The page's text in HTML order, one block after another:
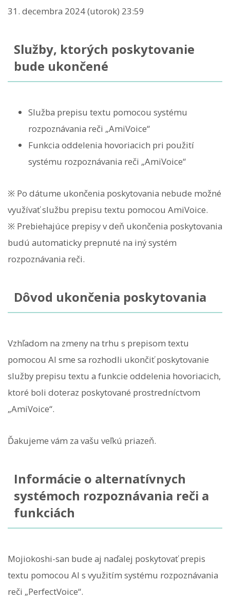
31. decembra 2024 (utorok) 23:59
Služby, ktorých poskytovanie
bude ukončené
Služba prepisu textu pomocou systému
rozpoznávania reči „AmiVoice“
Funkcia oddelenia hovoriacich pri použití
systému rozpoznávania reči „AmiVoice“
※ Po dátume ukončenia poskytovania nebude možné
využívať službu prepisu textu pomocou AmiVoice.
※ Prebiehajúce prepisy v deň ukončenia poskytovania
budú automaticky prepnuté na iný systém
rozpoznávania reči.
Dôvod ukončenia poskytovania
Vzhľadom na zmeny na trhu s prepisom textu
pomocou AI sme sa rozhodli ukončiť poskytovanie
služby prepisu textu a funkcie oddelenia hovoriacich,
ktoré boli doteraz poskytované prostredníctvom
„AmiVoice“.
Ďakujeme vám za vašu veľkú priazeň.
Informácie o alternatívnych
systémoch rozpoznávania reči a
funkciách
Mojiokoshi-san bude aj naďalej poskytovať prepis
textu pomocou AI s využitím systému rozpoznávania
reči „PerfectVoice“.